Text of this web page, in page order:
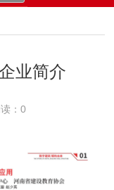
业简介
： 0